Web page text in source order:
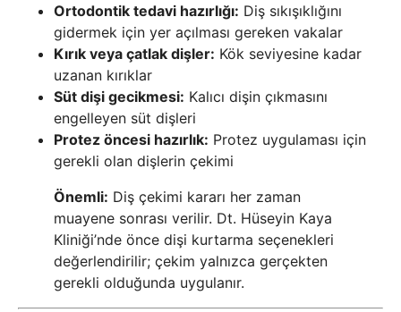
Ortodontik tedavi hazırlığı: Diş sıkışıklığını
gidermek için yer açılması gereken vakalar
Kırık veya çatlak dişler: Kök seviyesine kadar
uzanan kırıklar
Süt dişi gecikmesi: Kalıcı dişin çıkmasını
engelleyen süt dişleri
Protez öncesi hazırlık: Protez uygulaması için
gerekli olan dişlerin çekimi
Önemli: Diş çekimi kararı her zaman
muayene sonrası verilir. Dt. Hüseyin Kaya
Kliniği’nde önce dişi kurtarma seçenekleri
değerlendirilir; çekim yalnızca gerçekten
gerekli olduğunda uygulanır.